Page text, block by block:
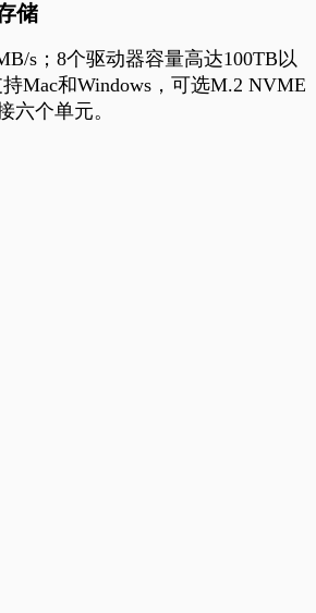
储
s；8个驱动器容量高达100TB以
Mac和Windows， 可选M.2 NVME
六个单元。